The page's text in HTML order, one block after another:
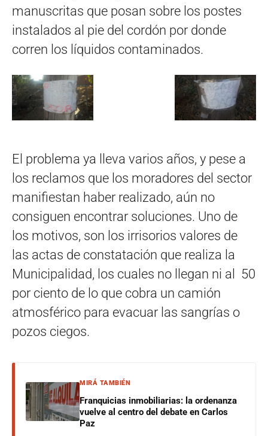
manuscritas que posan sobre los postes
instalados al pie del cordón por donde
corren los líquidos contaminados.
El problema ya lleva varios años, y pese a
los reclamos que los moradores del sector
manifiestan haber realizado, aún no
consiguen encontrar soluciones. Uno de
los motivos, son los irrisorios valores de
las actas de constatación que realiza la
Municipalidad, los cuales no llegan ni al 50
por ciento de lo que cobra un camión
atmosférico para evacuar las sangrías o
pozos ciegos.
MIRÁ TAMBIÉN
Franquicias inmobiliarias: la ordenanza
vuelve al centro del debate en Carlos
Paz